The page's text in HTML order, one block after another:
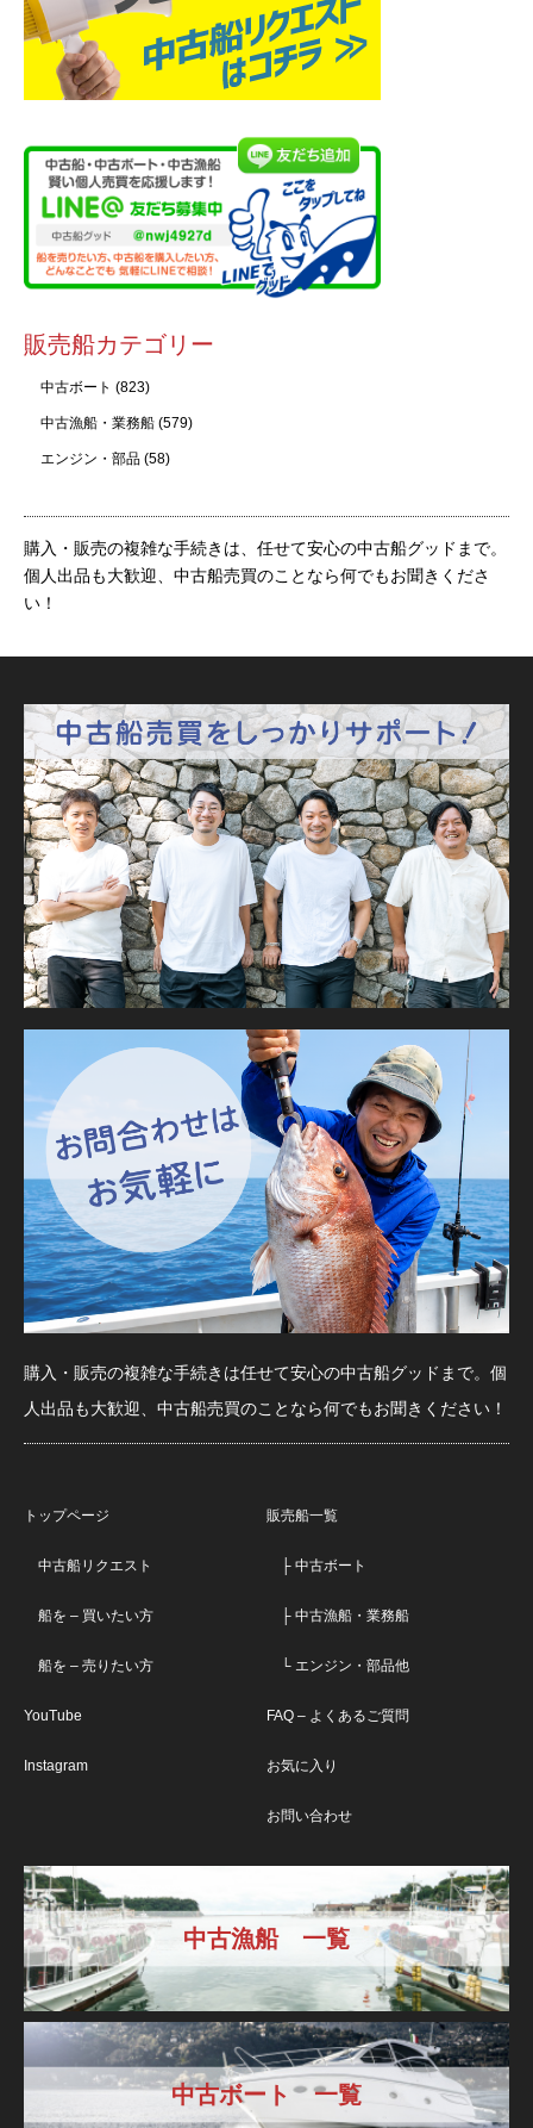
販売船カテゴリー
中古ボート (823)
中古漁船・業務船 (579)
エンジン・部品 (58)
購入・販売の複雑な手続きは、任せて安心の中古船グッドまで。
個人出品も大歓迎、中古船売買のことなら何でもお聞きくださ
い！
購入・販売の複雑な手続きは任せて安心の中古船グッドまで。個
人出品も大歓迎、中古船売買のことなら何でもお聞きください！
トップページ
中古船リクエスト
船を – 買いたい方
船を – 売りたい方
YouTube
Instagram
販売船一覧
├ 中古ボート
├ 中古漁船・業務船
└ エンジン・部品他
FAQ – よくあるご質問
お気に入り
お問い合わせ
中古漁船 一覧
中古ボート 一覧